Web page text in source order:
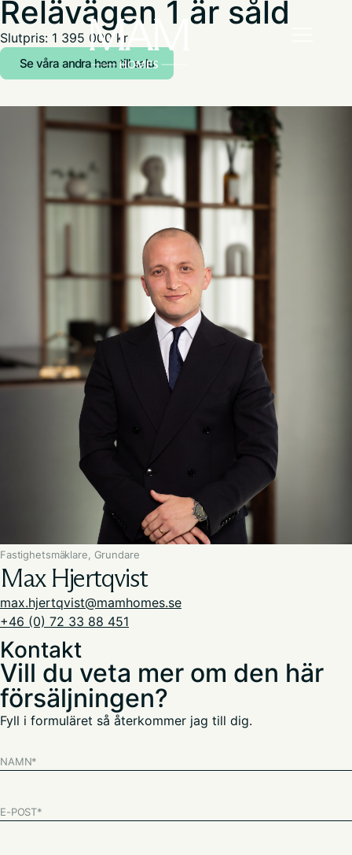
Relävägen 1 är såld
Slutpris: 1 395 000 kr
Se våra andra hem till salu
Fastighetsmäklare, Grundare
Max Hjertqvist
max.hjertqvist@mamhomes.se
+46 (0) 72 33 88 451
Kontakt
Vill du veta mer om den här
försäljningen?
Fyll i formuläret så återkommer jag till dig.
NAMN*
E-POST*